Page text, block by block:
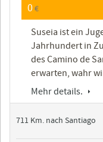
0€
Suseia ist ein
Jahrhundert in
des Camino de
erwarten, wahr
Mehr details.
711 Km. nach Santiago